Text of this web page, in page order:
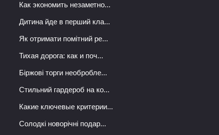
Как экономить незаметно...
Дитина йде в перший кла...
Як отримати помітний ре...
Тихая дорога: как и поч...
Біржові торги необробле...
Стильний гардероб на ко...
Какие ключевые критерии...
Солодкі новорічні подар...